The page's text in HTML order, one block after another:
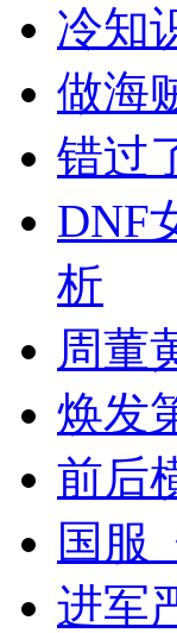
冷知
做海
错过
DNF
析
周董
焕发
前后
国服
进军